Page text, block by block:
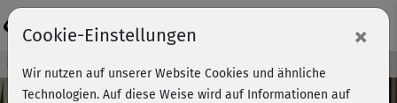
Kursvorschau - Jetzt mitmachen!
Cookie-Einstellungen ×
Wir nutzen auf unserer Website Cookies und ähnliche
Technologien. Auf diese Weise wird auf Informationen auf